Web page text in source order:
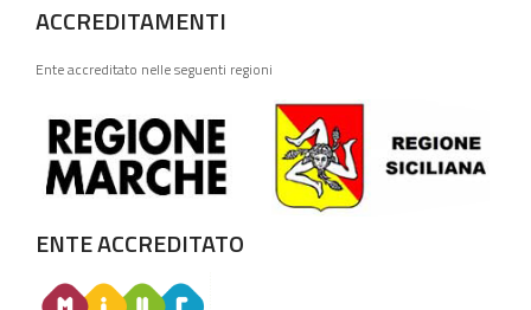
ACCREDITAMENTI
Ente accreditato nelle seguenti regioni
ENTE ACCREDITATO